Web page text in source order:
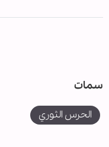
سمات
الحرس الثوري